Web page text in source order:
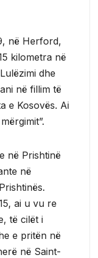
në Herford,
kilometra në
dhe
në fillim të
e Kosovës. Ai
në Prishtinë
në
ai u vu re
të cilët i
e pritën në
në Saint-